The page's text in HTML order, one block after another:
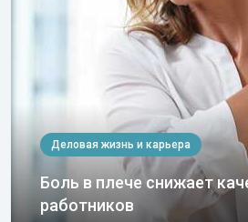
Деловая жизнь и карьера
Боль в плече снижает
работников